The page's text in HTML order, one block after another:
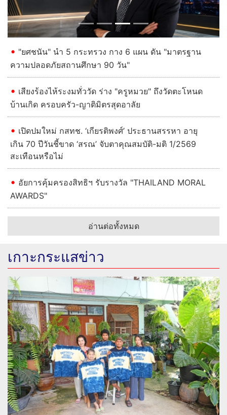
"ยศชนัน" นำ 5 กระทรวง กาง 6 แผน ดัน "มาตรฐาน
ความปลอดภัยสถานศึกษา 90 วัน"
เสียงร้องไห้ระงมทั่ววัด ร่าง "ครูหมวย" ถึงวัดตะโหนด
บ้านเกิด ครอบครัว-ญาติมิตรสุดอาลัย
เปิดปมใหม่ กสทช. ‘เกียรติพงศ์’ ประธานสรรหา อายุ
เกิน 70 ปีวันชี้ขาด ‘สรณ’ จับตาคุณสมบัติ-มติ 1/2569
สะเทือนหรือไม่
อัยการคุ้มครองสิทธิฯ รับรางวัล "THAILAND MORAL
AWARDS"
อ่านต่อทั้งหมด
เกาะกระแสข่าว